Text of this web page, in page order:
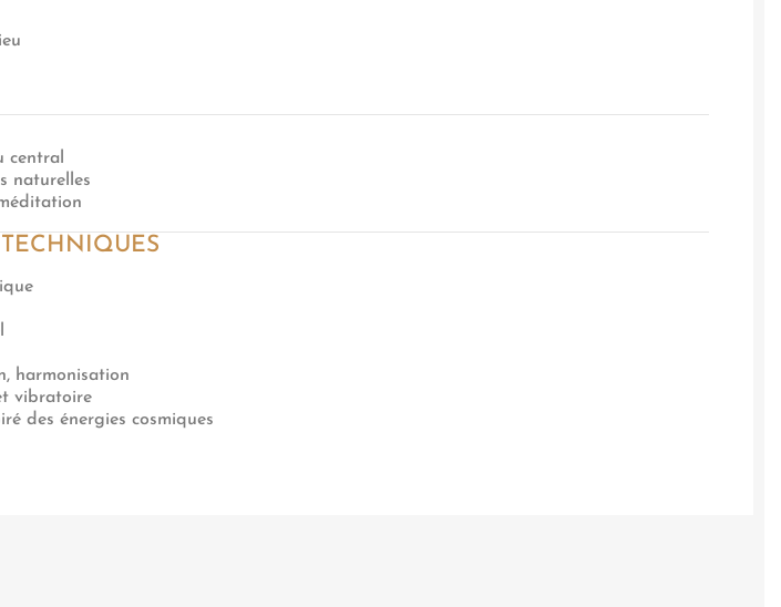
central
naturelles
harmonisation
vibratoire
des énergies cosmiques